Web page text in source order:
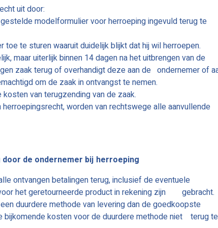
uit door:
modelformulier voor herroeping ingevuld terug te
toe te sturen waaruit duidelijk blijkt dat hij wil herroepen.
maar uiterlijk binnen 14 dagen na het uitbrengen van de
zaak terug of overhandigt deze aan de ondernemer of
om de zaak in ontvangst te nemen.
van terugzending van de zaak.
worden van rechtswege alle aanvullende
de ondernemer bij herroeping
ontvangen betalingen terug, inclusief de eventuele
het geretourneerde product in rekening zijn gebracht.
duurdere methode van levering dan de goedkoopste
bijkomende kosten voor de duurdere methode niet terug te